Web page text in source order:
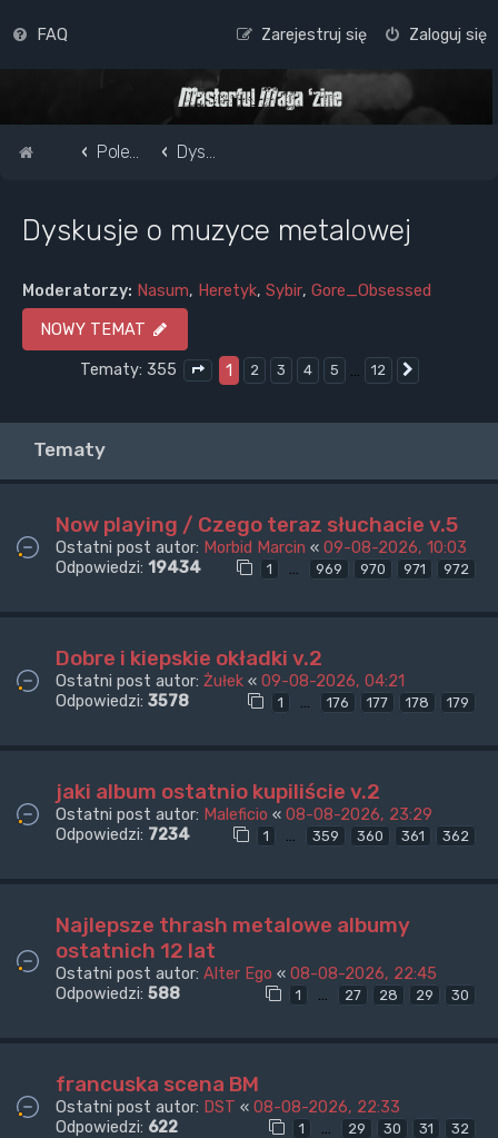
FAQ Zaloguj się
Zarejestruj się
Strona główna
Pole do popisu... Dyskusje o muzyce metalowej
Dyskusje o muzyce metalowej
Moderatorzy: Nasum, Heretyk, Sybir, Gore_Obsessed
NOWY TEMAT
Tematy: 355
Strona1 z12
1 2 3 4 5 … 12
Tematy
Now playing / Czego teraz słuchacie v.5
Ostatni post autor: Morbid Marcin « 09-08-2026, 10:03
Odpowiedzi: 19434 1 … 969 970 971 972
Dobre i kiepskie okładki v.2
Ostatni post autor: Żułek « 09-08-2026, 04:21
Odpowiedzi: 3578 1 … 176 177 178 179
jaki album ostatnio kupiliście v.2
Ostatni post autor: Maleficio « 08-08-2026, 23:29
Odpowiedzi: 7234 1 … 359 360 361 362
Najlepsze thrash metalowe albumy
ostatnich 12 lat
Ostatni post autor: Alter Ego « 08-08-2026, 22:45
Odpowiedzi: 588 1 … 27 28 29 30
francuska scena BM
Ostatni post autor: DST « 08-08-2026, 22:33
Odpowiedzi: 622 1 … 29 30 31 32